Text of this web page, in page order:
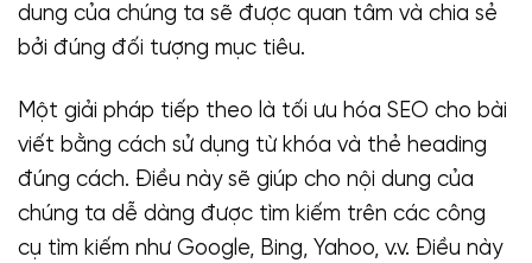
dung của chúng ta sẽ được quan tâm và chia sẻ
bởi đúng đối tượng mục tiêu.
Một giải pháp tiếp theo là tối ưu hóa SEO cho bài
viết bằng cách sử dụng từ khóa và thẻ heading
đúng cách. Điều này sẽ giúp cho nội dung của
chúng ta dễ dàng được tìm kiếm trên các công
cụ tìm kiếm như Google, Bing, Yahoo, v.v. Điều này